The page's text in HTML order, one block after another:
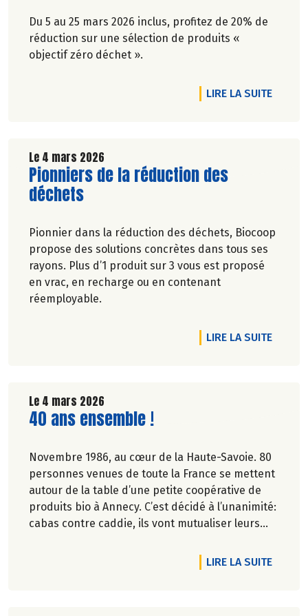
Du 5 au 25 mars 2026 inclus, profitez de 20% de
réduction sur une sélection de produits «
objectif zéro déchet ».
LIRE LA SUITEDE
Le 4 mars 2026
Lire la suite de l'article
Pionniers de la réduction des
déchets
Pionnier dans la réduction des déchets, Biocoop
propose des solutions concrètes dans tous ses
rayons. Plus d’1 produit sur 3 vous est proposé
en vrac, en recharge ou en contenant
réemployable.
LIRE LA SUITEDE
Le 4 mars 2026
Lire la suite de l'article
40 ans ensemble !
Novembre 1986, au cœur de la Haute-Savoie. 80
personnes venues de toute la France se mettent
autour de la table d’une petite coopérative de
produits bio à Annecy. C’est décidé à l’unanimité:
cabas contre caddie, ils vont mutualiser leurs
LIRE LA SUITEDE